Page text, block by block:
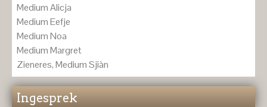
Medium Alicja
Medium Eefje
Medium Noa
Medium Margret
Zieneres, Medium Sjiàn
Ingesprek